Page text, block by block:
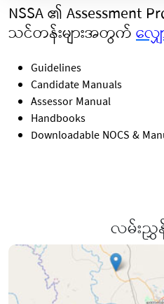
NSSA ၏ Assessment
သင်တန်းများအတွက်လျှ
Guidelines
Candidate Manuals
Assessor Manual
Handbooks
Downloadable NOCS &
လမ်းညွှ